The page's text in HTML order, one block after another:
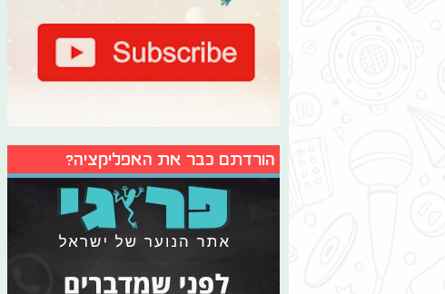
הורדתם כבר את האפליקציה?